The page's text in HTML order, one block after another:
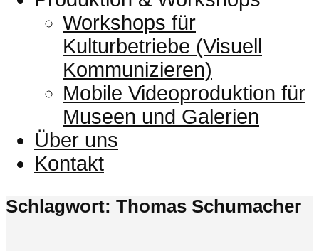
Workshops für
Kulturbetriebe (Visuell
Kommunizieren)
Mobile Videoproduktion für
Museen und Galerien
Über uns
Kontakt
Schlagwort: Thomas Schumacher